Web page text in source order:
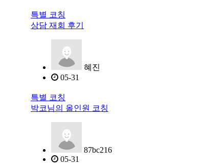
특별 코칭
상담 재회 후기
혜진
05-31
특별 코칭
박코님의 올인원 코칭
87bc216
05-31